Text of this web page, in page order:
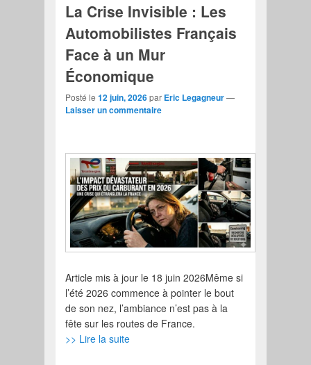
La Crise Invisible : Les
Automobilistes Français
Face à un Mur
Économique
Posté le12 juin, 2026par Eric Legagneur—
Laisser un commentaire
Article mis à jour le 18 juin 2026Même si
l’été 2026 commence à pointer le bout
de son nez, l’ambiance n’est pas à la
fête sur les routes de France.
>> Lire la suite